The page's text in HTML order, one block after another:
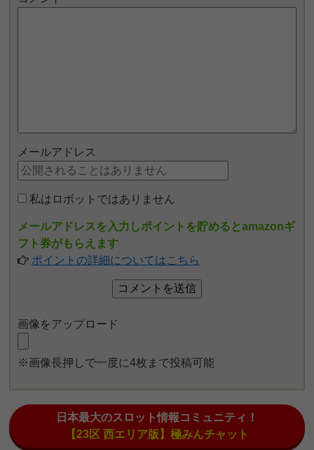
メールアドレス
私はロボットではありません
メールアドレスを入力しポイントを貯めるとamazonギ
フト券がもらえます
ポイントの詳細についてはこちら
画像をアップロード
※画像長押しで一度に4枚まで投稿可能
日本最大のスロット情報コミュニティ！
【23区 西エリア版】極みんチャット